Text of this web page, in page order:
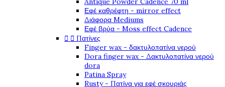
Εφέ καθρέφτη - mirror effect
Διάφορα Mediums
Εφέ βρύα - Moss effect Cadence
  Πατίνες
Finger wax - δακτυλοπατίνα νερού
Dora finger wax - Δακτυλοπατίνα νερού
dora
Patina Spray
Rusty - Πατίνα για εφέ σκουριάς